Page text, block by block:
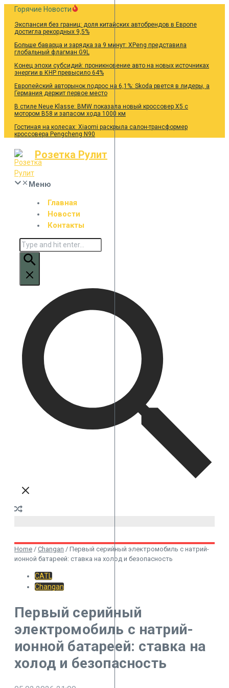
Перейти
содержанию
Горячие Новости
Экспансия без границ: доля китайских автобрендов в Европе
достигла рекордных 9,5%
Больше баварца и зарядка за 9 минут: XPeng представила
глобальный флагман G9L
Конец эпохи субсидий: проникновение авто на новых источниках
энергии в КНР превысило 64%
Европейский авторынок подрос на 6,1%: Skoda рвется в лидеры, а
Германия держит первое место
В стиле Neue Klasse: BMW показала новый кроссовер X5 с
мотором B58 и запасом хода 1000 км
Гостиная на колесах: Xiaomi раскрыла салон-трансформер
кроссовера Pengcheng N90
Розетка Рулит
Меню
Главная
Новости
Контакты
Искать:
Home / Changan / Первый серийный электромобиль с натрий-
ионной батареей: ставка на холод и безопасность
CATL
Changan
Первый серийный
электромобиль с натрий-
ионной батареей: ставка на
холод и безопасность